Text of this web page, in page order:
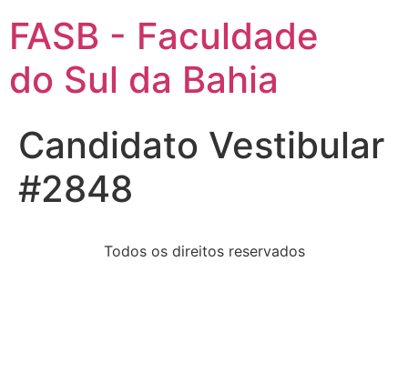
FASB - Faculdade
do Sul da Bahia
Candidato Vestibular
#2848
Todos os direitos reservados